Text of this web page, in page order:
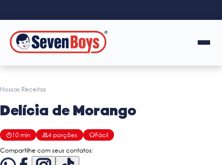
Nossas Receitas
Delícia de Morango
10 min 4 porções Fácil
Compartilhe com seus contatos: